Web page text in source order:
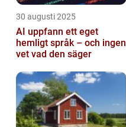
30 augusti 2025
AI uppfann ett eget
hemligt språk – och ingen
vet vad den säger